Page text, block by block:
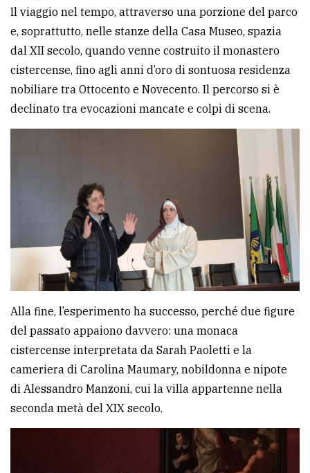
Il viaggio nel tempo, attraverso una porzione del parco
e, soprattutto, nelle stanze della Casa Museo, spazia
dal XII secolo, quando venne costruito il monastero
cistercense, fino agli anni d’oro di sontuosa residenza
nobiliare tra Ottocento e Novecento. Il percorso si è
declinato tra evocazioni mancate e colpi di scena.
Alla fine, l’esperimento ha successo, perché due figure
del passato appaiono davvero: una monaca
cistercense interpretata da Sarah Paoletti e la
cameriera di Carolina Maumary, nobildonna e nipote
di Alessandro Manzoni, cui la villa appartenne nella
seconda metà del XIX secolo.